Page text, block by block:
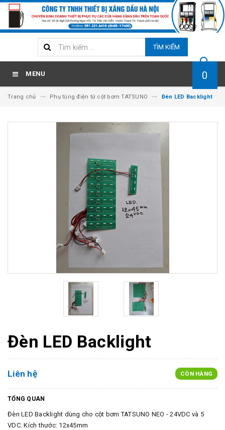
TÌM KIẾM
MENU 0
Trang chủ Phụ tùng điện tử cột bơm TATSUNO Đèn LED Backlight
Đèn LED Backlight
Liên hệ CÒN HÀNG
TỔNG QUAN
Đèn LED Backlight dùng cho cột bơm TATSUNO NEO - 24VDC và 5
VDC. Kích thước: 12x45mm